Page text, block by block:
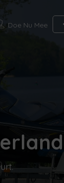
Doe Nu Mee